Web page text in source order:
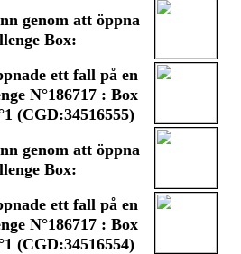
genom att öppna
Box:
ett fall på en
N°186717 : Box
(CGD:34516555)
genom att öppna
Box:
ett fall på en
N°186717 : Box
(CGD:34516554)